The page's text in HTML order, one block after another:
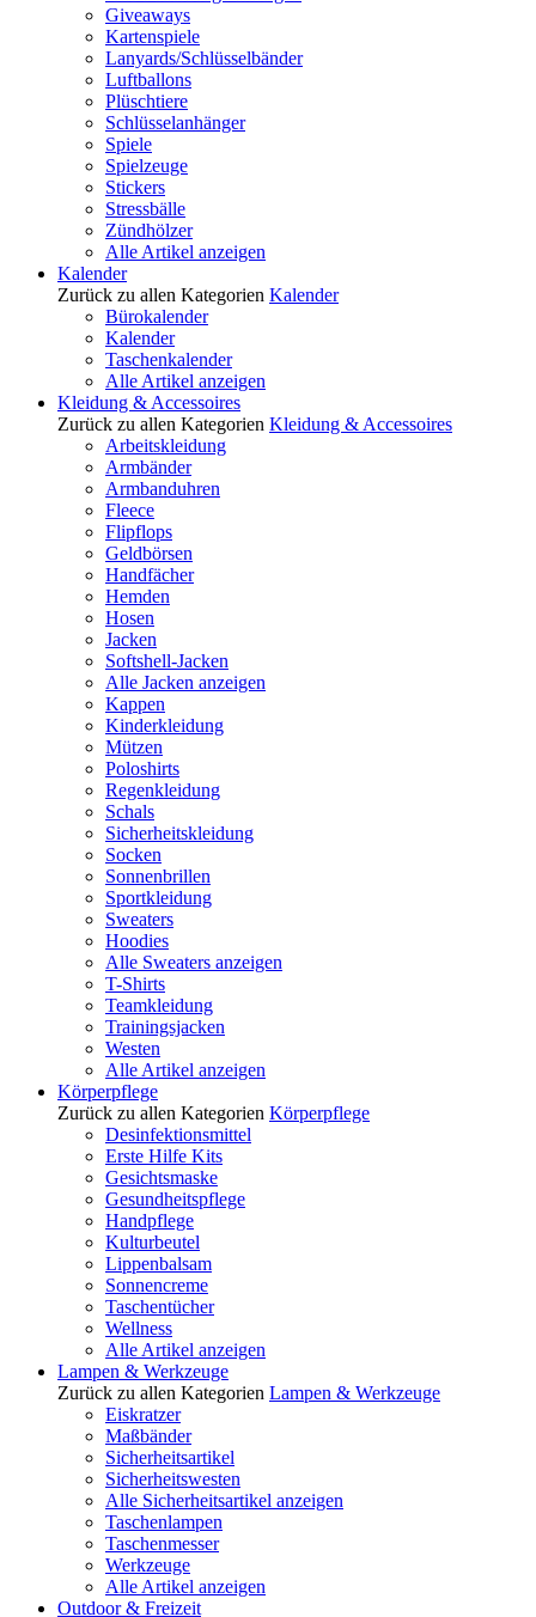
Giveaways
Kartenspiele
Lanyards/Schlüsselbänder
Luftballons
Plüschtiere
Schlüsselanhänger
Spiele
Spielzeuge
Stickers
Stressbälle
Zündhölzer
Alle Artikel anzeigen
Kalender
Zurück zu allen Kategorien Kalender
Bürokalender
Kalender
Taschenkalender
Alle Artikel anzeigen
Kleidung & Accessoires
Zurück zu allen Kategorien Kleidung & Accessoires
Arbeitskleidung
Armbänder
Armbanduhren
Fleece
Flipflops
Geldbörsen
Handfächer
Hemden
Hosen
Jacken
Softshell-Jacken
Alle Jacken anzeigen
Kappen
Kinderkleidung
Mützen
Poloshirts
Regenkleidung
Schals
Sicherheitskleidung
Socken
Sonnenbrillen
Sportkleidung
Sweaters
Hoodies
Alle Sweaters anzeigen
T-Shirts
Teamkleidung
Trainingsjacken
Westen
Alle Artikel anzeigen
Körperpflege
Zurück zu allen Kategorien Körperpflege
Desinfektionsmittel
Erste Hilfe Kits
Gesichtsmaske
Gesundheitspflege
Handpflege
Kulturbeutel
Lippenbalsam
Sonnencreme
Taschentücher
Wellness
Alle Artikel anzeigen
Lampen & Werkzeuge
Zurück zu allen Kategorien Lampen & Werkzeuge
Eiskratzer
Maßbänder
Sicherheitsartikel
Sicherheitswesten
Alle Sicherheitsartikel anzeigen
Taschenlampen
Taschenmesser
Werkzeuge
Alle Artikel anzeigen
Outdoor & Freizeit